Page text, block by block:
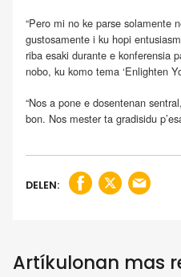
“Pero mi no ke parse solamente
gustosamente i ku hopi
riba esaki durante e konferensia
nobo, ku komo tema ‘Enlighten
“Nos a pone e dosentenan
bon. Nos mester ta gradisidu
DELEN:
Artíkulonan mas